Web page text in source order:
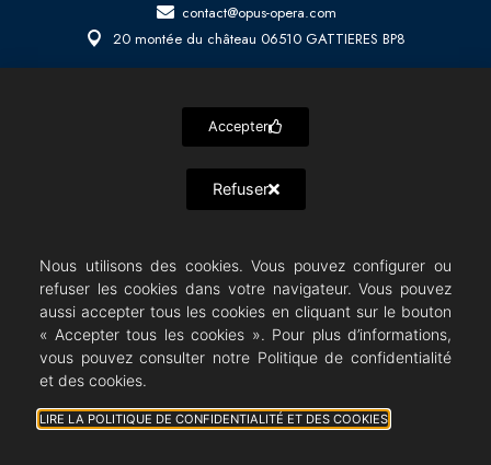
contact@opus-opera.com
20 montée du château 06510 GATTIERES BP8
09/08/2026 © All rights Reserved. GEMEA Interactive
Nous utilisons des cookies. Vous pouvez configurer ou
refuser les cookies dans votre navigateur. Vous pouvez
aussi accepter tous les cookies en cliquant sur le bouton
« Accepter tous les cookies ». Pour plus d’informations,
vous pouvez consulter notre Politique de confidentialité
et des cookies.
LIRE LA POLITIQUE DE CONFIDENTIALITÉ ET DES COOKIES
Accepter
Refuser